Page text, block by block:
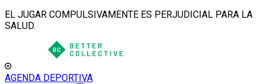
EL JUGAR COMPULSIVAMENTE ES PERJUDICIAL PARA LA
SALUD.
AGENDA DEPORTIVA